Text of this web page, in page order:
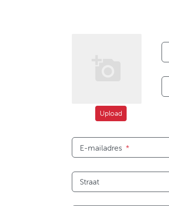
Upload
E-mailadres *
Straat